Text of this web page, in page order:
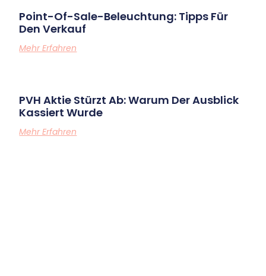
Point-Of-Sale-Beleuchtung: Tipps Für
Den Verkauf
Mehr Erfahren
PVH Aktie Stürzt Ab: Warum Der Ausblick
Kassiert Wurde
Mehr Erfahren